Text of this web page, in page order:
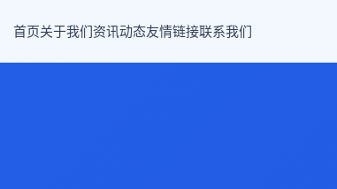
首页关于我们资讯动态友情链接联系我们